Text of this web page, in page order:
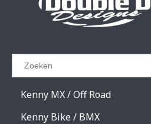
GA TERUG
Kenny MX / Off Road
Kenny Bike / BMX